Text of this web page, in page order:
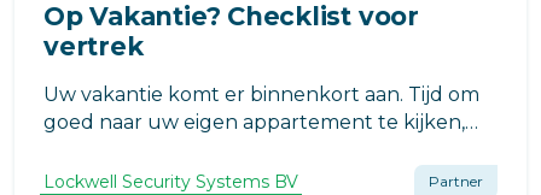
Op Vakantie? Checklist voor
vertrek
Uw vakantie komt er binnenkort aan. Tijd om
goed naar uw eigen appartement te kijken,
Misschien heeft u goedgekeurde
Lockwell Security Systems BV Partner